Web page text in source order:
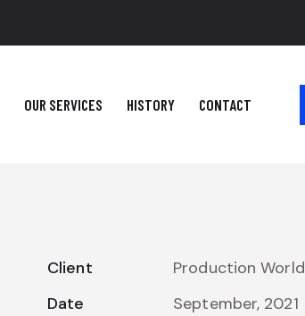
OUR SERVICES HISTORY CONTACT
Client
Production World
Date
September, 2021